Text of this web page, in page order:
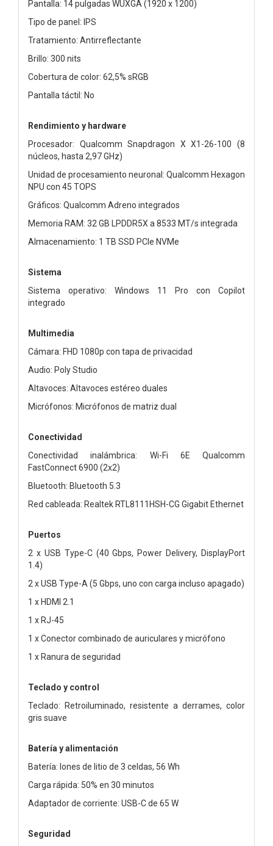
Pantalla: 14 pulgadas WUXGA (1920 x 1200)
Tipo de panel: IPS
Tratamiento: Antirreflectante
Brillo: 300 nits
Cobertura de color: 62,5% sRGB
Pantalla táctil: No
Rendimiento y hardware
Procesador: Qualcomm Snapdragon X X1-26-100 (8
núcleos, hasta 2,97 GHz)
Unidad de procesamiento neuronal: Qualcomm Hexagon
NPU con 45 TOPS
Gráficos: Qualcomm Adreno integrados
Memoria RAM: 32 GB LPDDR5X a 8533 MT/s integrada
Almacenamiento: 1 TB SSD PCIe NVMe
Sistema
Sistema operativo: Windows 11 Pro con Copilot
integrado
Multimedia
Cámara: FHD 1080p con tapa de privacidad
Audio: Poly Studio
Altavoces: Altavoces estéreo duales
Micrófonos: Micrófonos de matriz dual
Conectividad
Conectividad inalámbrica: Wi-Fi 6E Qualcomm
FastConnect 6900 (2x2)
Bluetooth: Bluetooth 5.3
Red cableada: Realtek RTL8111HSH-CG Gigabit Ethernet
Puertos
2 x USB Type-C (40 Gbps, Power Delivery, DisplayPort
1.4)
2 x USB Type-A (5 Gbps, uno con carga incluso apagado)
1 x HDMI 2.1
1 x RJ-45
1 x Conector combinado de auriculares y micrófono
1 x Ranura de seguridad
Teclado y control
Teclado: Retroiluminado, resistente a derrames, color
gris suave
Batería y alimentación
Batería: Iones de litio de 3 celdas, 56 Wh
Carga rápida: 50% en 30 minutos
Adaptador de corriente: USB-C de 65 W
Seguridad